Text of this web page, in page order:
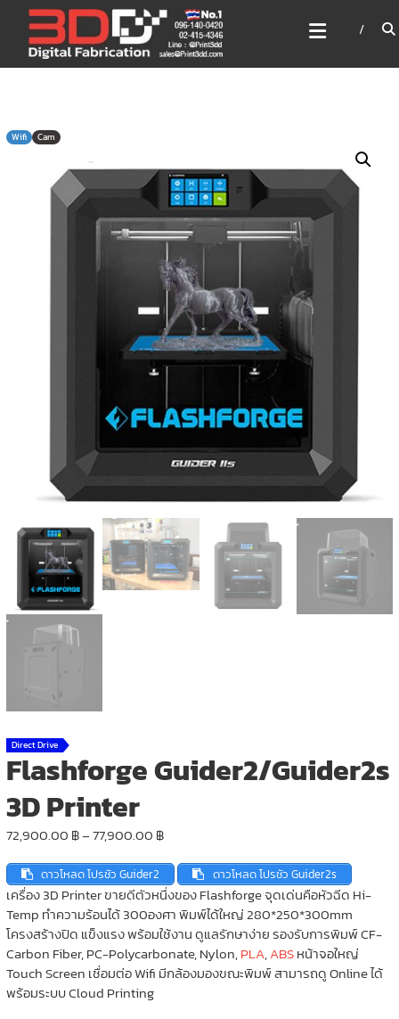
content
3DD DIGITAL FABRICATION
เครื่องพิมพ์3มิติ สแกนเนอร์
เลเซอร์
Wifi Cam
Direct Drive
Flashforge Guider2/Guider2s
3D Printer
72,900.00 ฿–77,900.00 ฿Price
72,900.00 ฿
through
77,900.00 ฿
ดาวโหลด โปรชัว Guider2 ดาวโหลด โปรชัว Guider2s
เครื่อง 3D Printer ขายดีตัวหนึ่งของ Flashforge จุดเด่นคือหัวฉีด Hi-
Temp ทำความร้อนได้ 300องศา พิมพ์ได้ใหญ่ 280*250*300mm
โครงสร้างปิด แข็งแรง พร้อมใช้งาน ดูแลรักษาง่าย รองรับการพิมพ์ CF-
Carbon Fiber, PC-Polycarbonate, Nylon,PLA,ABSหน้าจอใหญ่
Touch Screen เชื่อมต่อ Wifi มีกล้องมองขณะพิมพ์ สามารถดู Online ได้
พร้อมระบบ Cloud Printing